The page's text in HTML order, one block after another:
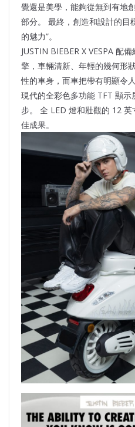
覺還是美學，能夠從無到有
部分。 最終，創造和設計的目
的魅力”。
JUSTIN BIEBER X VESPA 配
擎，車輛清新、年輕的幾何形
性的車身，而車把帶有明顯令
現代的全彩色多功能 TFT 顯
步。 全 LED 燈和壯觀的 12
佳成果。